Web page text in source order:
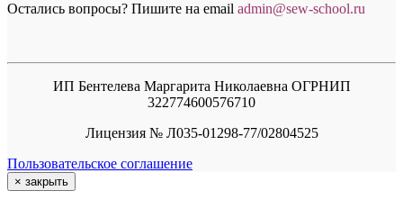
Остались вопросы? Пишите на email admin@sew-school.ru
ИП Бентелева Маргарита Николаевна ОГРНИП
322774600576710
Лицензия № Л035-01298-77/02804525
Пользовательское соглашение
× закрыть